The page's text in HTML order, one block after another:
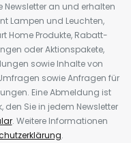
Newsletter an und erhalten
Lampen und Leuchten,
Home Produkte, Rabatt-
oder Aktionspakete,
sowie Inhalte von
sowie Anfragen für
Eine Abmeldung ist
Sie in jedem Newsletter
. Weitere Informationen
.